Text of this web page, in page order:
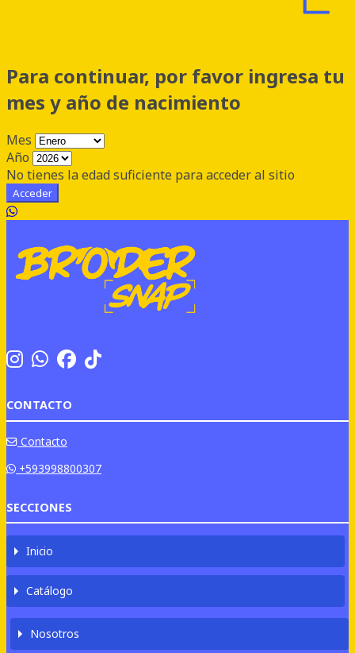
Para continuar, por favor ingresa tu
mes y año de nacimiento
Mes
Año
No tienes la edad suficiente para acceder al sitio
Acceder
CONTACTO
Contacto
+593998800307
SECCIONES
Inicio
Catálogo
Nosotros